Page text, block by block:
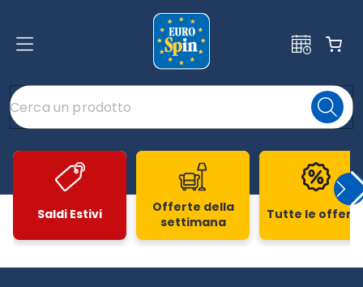
Saldi Estivi
Offerte della
settimana
Tutte le